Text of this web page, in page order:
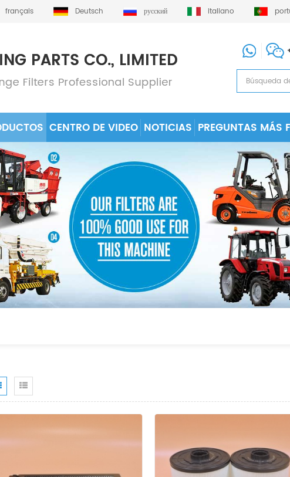
français Deutsch русский italiano
CENTRO DE VIDEO NOTICIAS PREGUNTAS MÁS